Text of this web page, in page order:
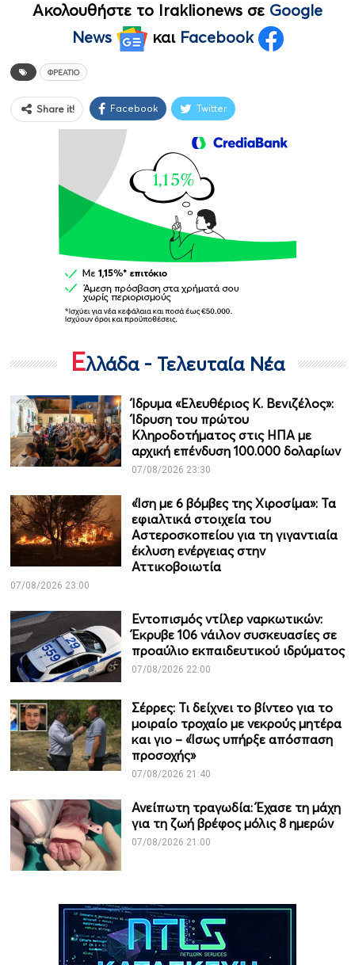
Ακολουθήστε το Iraklionews σε Google
News
και Facebook
ΦΡΕΆΤΙΟ
Share it! Facebook Twitter
Ελλάδα - Τελευταία Νέα
Ίδρυμα «Ελευθέριος Κ. Βενιζέλος»:
Ίδρυση του πρώτου
Κληροδοτήματος στις ΗΠΑ με
αρχική επένδυση 100.000 δολαρίων
07/08/2026 23:30
«Ίση με 6 βόμβες της Χιροσίμα»: Τα
εφιαλτικά στοιχεία του
Αστεροσκοπείου για τη γιγαντιαία
έκλυση ενέργειας στην
Αττικοβοιωτία
07/08/2026 23:00
Εντοπισμός ντίλερ ναρκωτικών:
Έκρυβε 106 νάιλον συσκευασίες σε
προαύλιο εκπαιδευτικού ιδρύματος
07/08/2026 22:00
Σέρρες: Τι δείχνει το βίντεο για το
μοιραίο τροχαίο με νεκρούς μητέρα
και γιο – «Ίσως υπήρξε απόσπαση
προσοχής»
07/08/2026 21:40
Ανείπωτη τραγωδία: Έχασε τη μάχη
για τη ζωή βρέφος μόλις 8 ημερών
07/08/2026 21:00